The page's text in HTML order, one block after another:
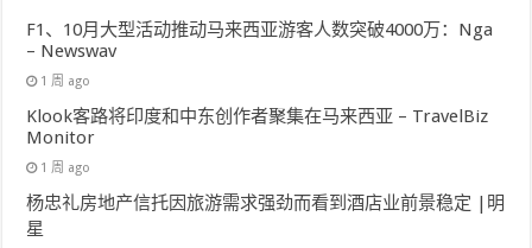
F1、10月大型活动推动马来西亚游客人数突破4000万：Nga
– Newswav
1 周 ago
Klook客路将印度和中东创作者聚集在马来西亚 – TravelBiz
Monitor
1 周 ago
杨忠礼房地产信托因旅游需求强劲而看到酒店业前景稳定 |明
星